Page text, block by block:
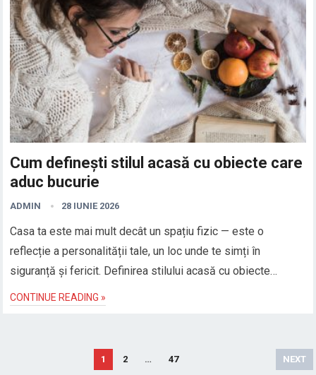
Cum definești stilul acasă cu obiecte care
aduc bucurie
ADMIN 28 IUNIE 2026
Casa ta este mai mult decât un spațiu fizic — este o
reflecție a personalității tale, un loc unde te simți în
siguranță și fericit. Definirea stilului acasă cu obiecte…
CONTINUE READING »
1 2 … 47 NEXT